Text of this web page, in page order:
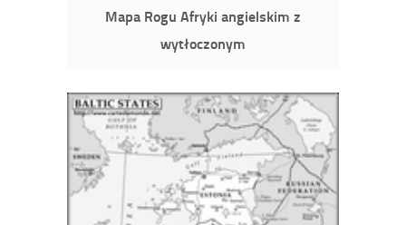
Mapa Rogu Afryki angielskim z
wytłoczonym